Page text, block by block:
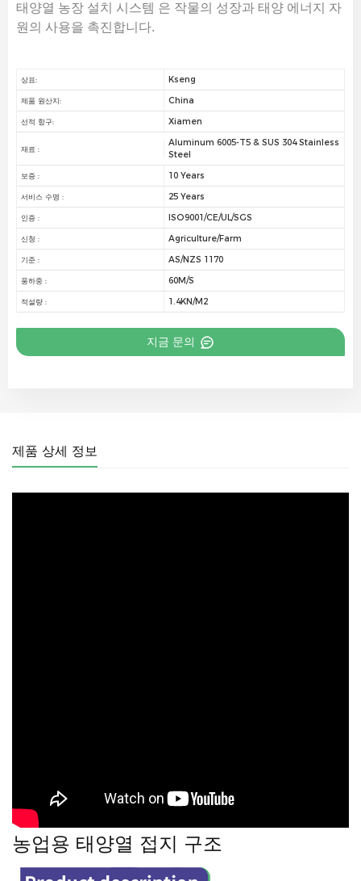
태양열 농장 설치 시스템 은 작물의 성장과 태양 에너지 자
원의 사용을 촉진합니다.
상표: Kseng
제품 원산지: China
선적 항구: Xiamen
재료 :
Aluminum 6005-T5 & SUS 304 Stainless
Steel
보증 : 10 Years
서비스 수명 : 25 Years
인증 : ISO9001/CE/UL/SGS
신청 : Agriculture/Farm
기준 : AS/NZS 1170
풍하중 : 60M/S
적설량 : 1.4KN/M2
지금 문의
제품 상세 정보
농업용 태양열 접지 구조